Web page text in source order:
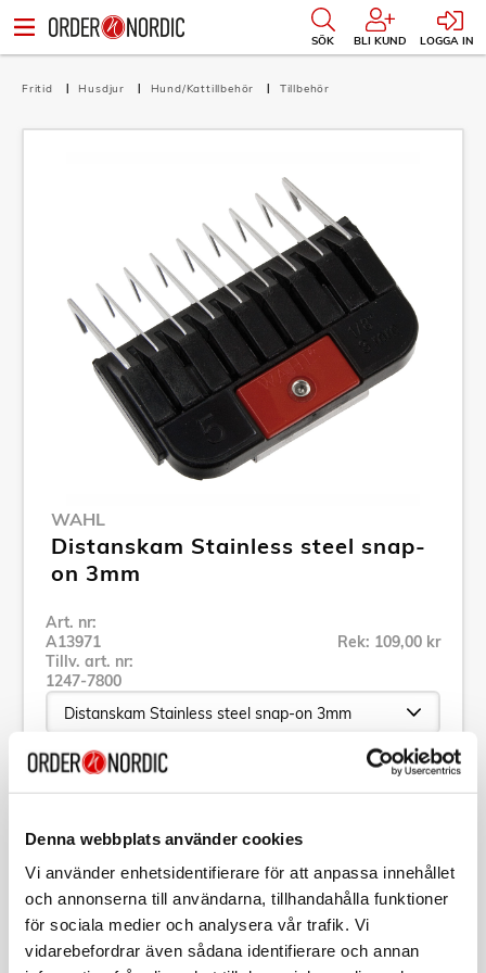
Denna webbplats använder cookies
Vi använder enhetsidentifierare för att anpassa innehållet
och annonserna till användarna, tillhandahålla funktioner
för sociala medier och analysera vår trafik. Vi
vidarebefordrar även sådana identifierare och annan
SÖK BLI KUND LOGGA IN
Fritid Husdjur Hund/Kattillbehör Tillbehör
WAHL
Distanskam Stainless steel snap-
on 3mm
Art. nr:
A13971
Tillv. art. nr:
1247-7800
Rek: 109,00 kr
Se alla produkter inom Wahl
Beskrivning